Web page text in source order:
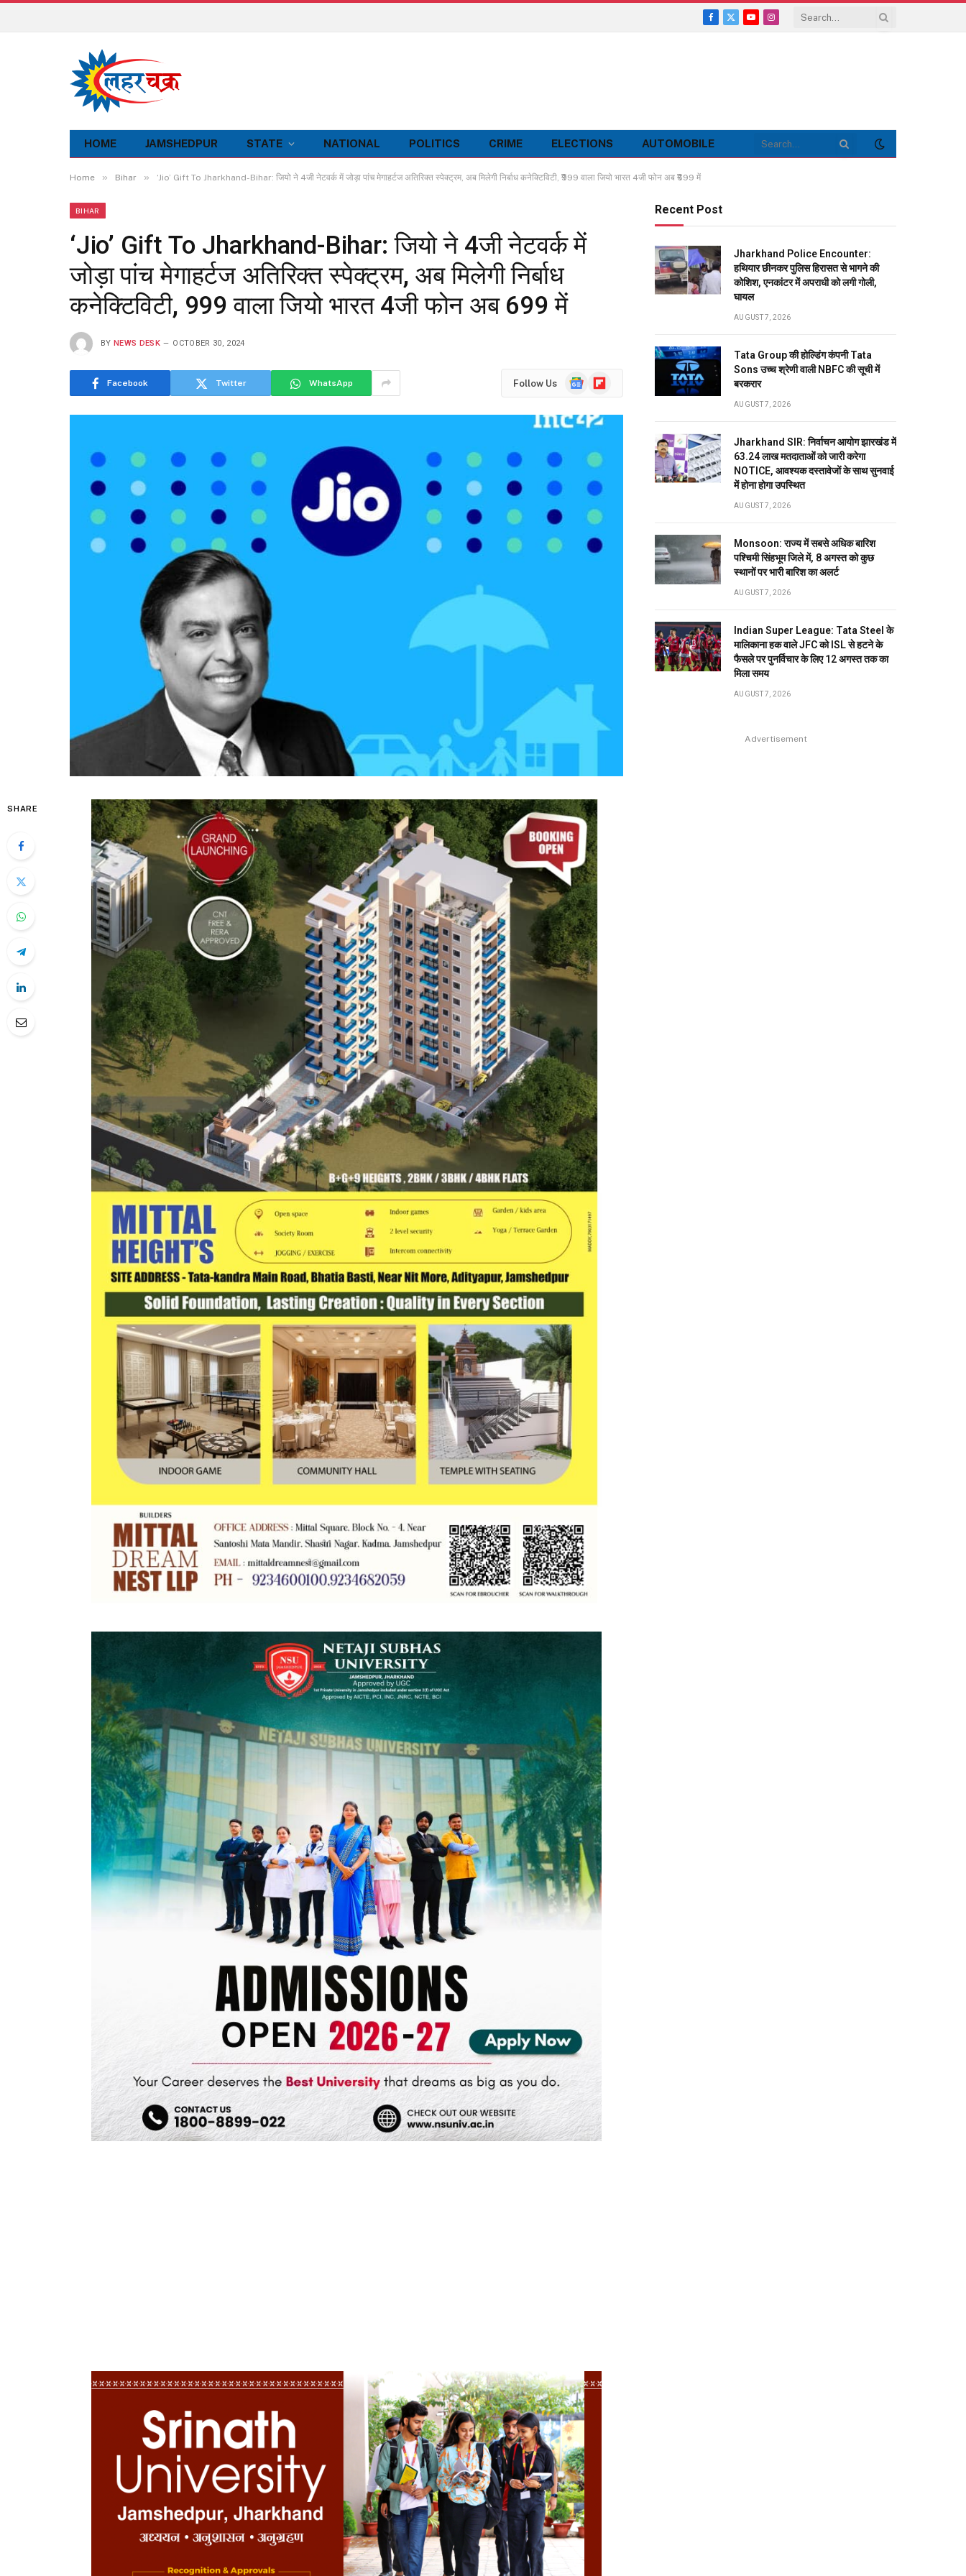
Facebook
X
YouTubeInstagram
HOME JAMSHEDPUR STATE NATIONAL POLITICS CRIME ELECTIONS AUTOMOBILE
Home » Bihar » ‘Jio’ Gift To Jharkhand-Bihar: जियो ने 4जी नेटवर्क में जोड़ा पांच मेगाहर्टज अतिरिक्त स्पेक्ट्रम, अब मिलेगी निर्बाध कनेक्टिविटी, ₹999 वाला जियो भारत 4जी फोन अब ₹699 में
BIHAR
‘Jio’ Gift To Jharkhand-Bihar: जियो ने 4जी नेटवर्क में
जोड़ा पांच मेगाहर्टज अतिरिक्त स्पेक्ट्रम, अब मिलेगी निर्बाध
कनेक्टिविटी, ₹999 वाला जियो भारत 4जी फोन अब ₹699 में
BY NEWS DESK OCTOBER 30, 2024
Facebook Twitter WhatsApp Follow Us
GoogleFlipboard
SHARE
Recent Post
Jharkhand Police Encounter:
हथियार छीनकर पुलिस हिरासत से भागने की
कोशिश, एनकांटर में अपराधी को लगी गोली,
घायल
AUGUST 7, 2026
Tata Group की होल्डिंग कंपनी Tata
Sons उच्च श्रेणी वाली NBFC की सूची में
बरकरार
AUGUST 7, 2026
Jharkhand SIR: निर्वाचन आयोग झारखंड में
63.24 लाख मतदाताओं को जारी करेगा
NOTICE, आवश्यक दस्तावेजों के साथ सुनवाई
में होना होगा उपस्थित
AUGUST 7, 2026
Monsoon: राज्य में सबसे अधिक बारिश
पश्चिमी सिंहभूम जिले में, 8 अगस्त को कुछ
स्थानों पर भारी बारिश का अलर्ट
AUGUST 7, 2026
Indian Super League: Tata Steel के
मालिकाना हक वाले JFC को ISL से हटने के
फैसले पर पुनर्विचार के लिए 12 अगस्त तक का
मिला समय
AUGUST 7, 2026
Advertisement